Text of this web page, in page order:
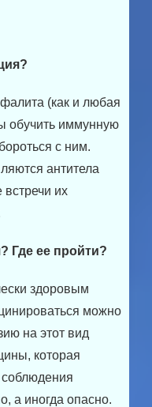
(как и любая
обучить иммунную
с ним.
антитела
их
Где ее пройти?
здоровым
можно
на этот вид
которая
а иногда опасно.